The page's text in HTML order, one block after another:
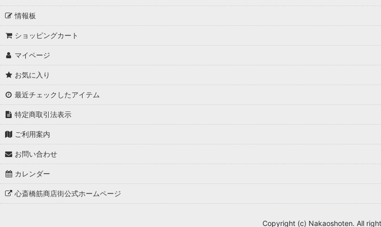
情報板
ショッピングカート
マイページ
お気に入り
最近チェックしたアイテム
特定商取引法表示
ご利用案内
お問い合わせ
カレンダー
心斎橋筋商店街公式ホームページ
Copyright (c) Nakaoshoten. All